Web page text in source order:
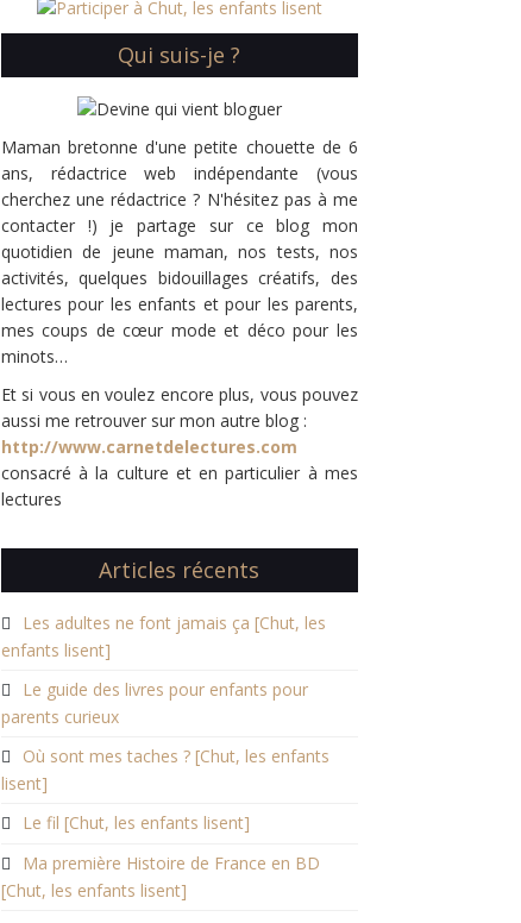
Qui suis-je ?
Maman bretonne d'une petite chouette de 6
ans, rédactrice web indépendante (vous
cherchez une rédactrice ? N'hésitez pas à me
contacter !) je partage sur ce blog mon
quotidien de jeune maman, nos tests, nos
activités, quelques bidouillages créatifs, des
lectures pour les enfants et pour les parents,
mes coups de cœur mode et déco pour les
minots…
Et si vous en voulez encore plus, vous pouvez
aussi me retrouver sur mon autre blog :
http://www.carnetdelectures.com
consacré à la culture et en particulier à mes
lectures
Articles récents
Les adultes ne font jamais ça [Chut, les
enfants lisent]
Le guide des livres pour enfants pour
parents curieux
Où sont mes taches ? [Chut, les enfants
lisent]
Le fil [Chut, les enfants lisent]
Ma première Histoire de France en BD
[Chut, les enfants lisent]